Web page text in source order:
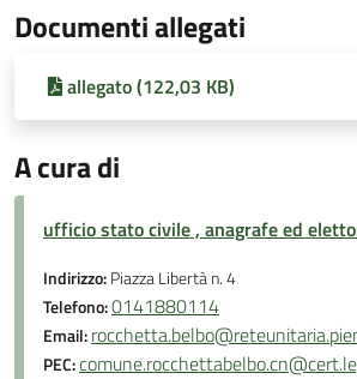
Documenti allegati
allegato (122,03 KB)
A cura di
ufficio stato civile , anagrafe ed
Indirizzo:Piazza Libertà n. 4
Telefono:0141880114
Email:
PEC: